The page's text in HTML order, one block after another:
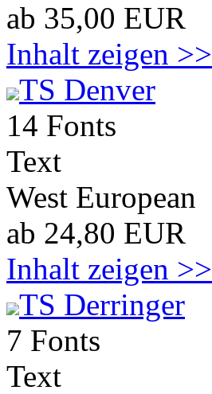
ab 35,00 EUR
Inhalt zeigen >>
TS Denver
14 Fonts
Text
West European
ab 24,80 EUR
Inhalt zeigen >>
TS Derringer
7 Fonts
Text